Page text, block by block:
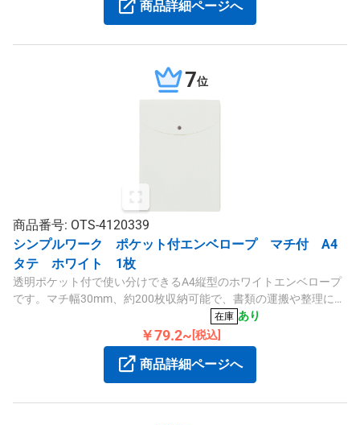
商品詳細ページへ
7位
商品番号: OTS-4120339
シンプルワーク ポケット付エンベロープ マチ付 A4
タテ ホワイト 1枚
透明ポケット付で使い分けできるA4縦型のホワイトエンベロープ
です。マチ幅30mm、約200枚収納可能で、書類の運搬や整理に便
在庫 あり
￥79.2~ [税込]
商品詳細ページへ